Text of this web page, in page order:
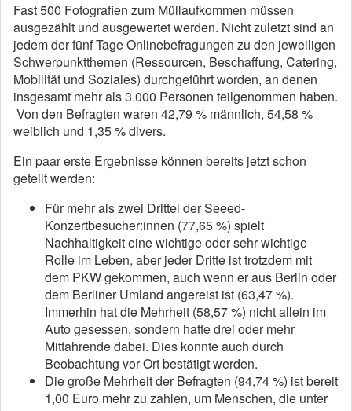
Fast 500 Fotografien zum Müllaufkommen müssen
ausgezählt und ausgewertet werden. Nicht zuletzt sind an
jedem der fünf Tage Onlinebefragungen zu den jeweiligen
Schwerpunktthemen (Ressourcen, Beschaffung, Catering,
Mobilität und Soziales) durchgeführt worden, an denen
insgesamt mehr als 3.000 Personen teilgenommen haben.
Von den Befragten waren 42,79 % männlich, 54,58 %
weiblich und 1,35 % divers.
Ein paar erste Ergebnisse können bereits jetzt schon
geteilt werden:
Für mehr als zwei Drittel der Seeed-
Konzertbesucher:innen (77,65 %) spielt
Nachhaltigkeit eine wichtige oder sehr wichtige
Rolle im Leben, aber jeder Dritte ist trotzdem mit
dem PKW gekommen, auch wenn er aus Berlin oder
dem Berliner Umland angereist ist (63,47 %).
Immerhin hat die Mehrheit (58,57 %) nicht allein im
Auto gesessen, sondern hatte drei oder mehr
Mitfahrende dabei. Dies konnte auch durch
Beobachtung vor Ort bestätigt werden.
Die große Mehrheit der Befragten (94,74 %) ist bereit
1,00 Euro mehr zu zahlen, um Menschen, die unter